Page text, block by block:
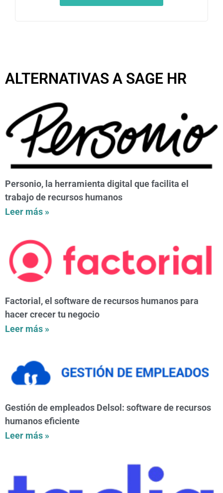
ALTERNATIVAS A SAGE HR
Personio, la herramienta digital que facilita el
trabajo de recursos humanos
Leer más »
Factorial, el software de recursos humanos para
hacer crecer tu negocio
Leer más »
Gestión de empleados Delsol: software de recursos
humanos eficiente
Leer más »